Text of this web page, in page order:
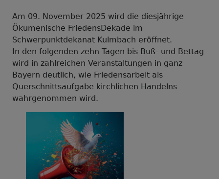
Am 09. November 2025 wird die diesjährige
Ökumenische FriedensDekade im
Schwerpunktdekanat Kulmbach eröffnet.
In den folgenden zehn Tagen bis Buß- und Bettag
wird in zahlreichen Veranstaltungen in ganz
Bayern deutlich, wie Friedensarbeit als
Querschnittsaufgabe kirchlichen Handelns
wahrgenommen wird.